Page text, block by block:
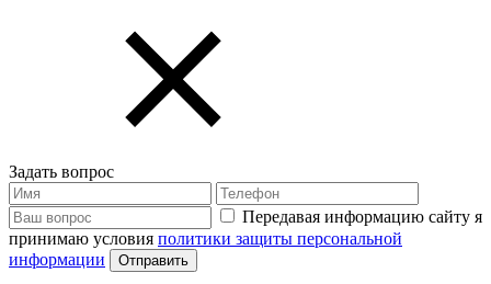
Задать вопрос
Передавая информацию сайту я
принимаю условия политики защиты персональной
информации